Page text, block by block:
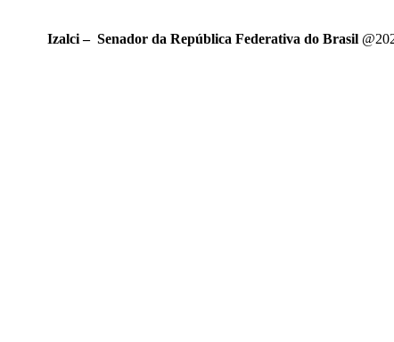
Izalci – Senador da República Federativa do Brasil